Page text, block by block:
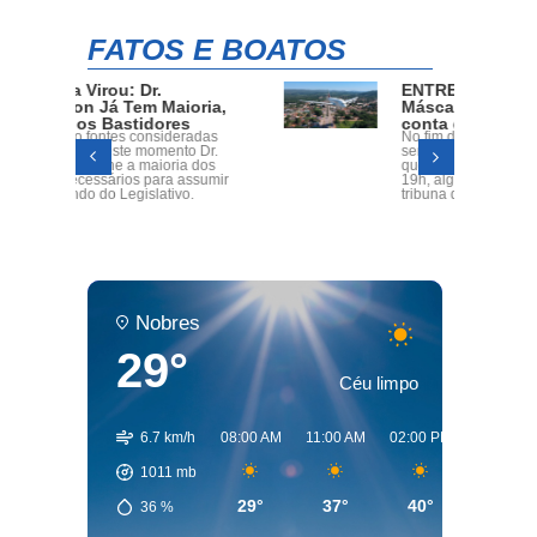
FATOS E BOATOS
ENTRE FATOS E BOATOS:
Máscaras, aeroportos e a
conta que nunca fecha
No fim das contas, fica aquela
sensação difícil de explicar. Mas
quem saiba, dia 28 de Abril ás
19h, alguém explique em uma
Nobres
29° Céu limpo
6.7 km/h
1011 mb
36 %
08:00 AM
29°
11:00 AM
37°
02:00 PM
40°